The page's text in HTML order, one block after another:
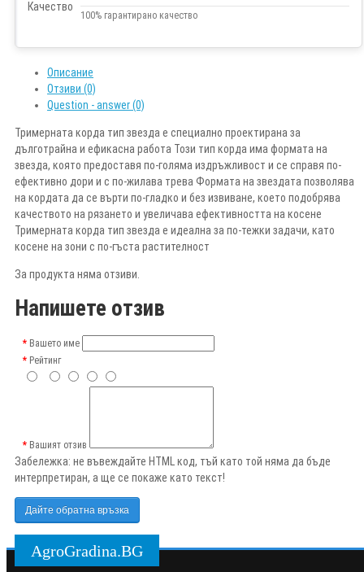
100% гарантирано качество
Описание
Отзиви (0)
Question - answer (0)
Тримерната корда тип звезда е специално проектирана за
дълготрайна и ефикасна работа Този тип корда има формата на
звезда, която предоставя по-голяма издръжливост и се справя по-
ефективно дори и с по-жилава трева Формата на звездата позволява
на кордата да се върти по-гладко и без извиване, което подобрява
качеството на рязането и увеличава ефективността на косене
Тримерната корда тип звезда е идеална за по-тежки задачи, като
косене на зони с по-гъста растителност
За продукта няма отзиви.
Напишете отзив
Вашето име
Рейтинг
Вашият отзив
Забележка: не въвеждайте HTML код, тъй като той няма да бъде
интерпретиран, а ще се покаже като текст!
Дайте обратна връзка
AgroGradina.BG